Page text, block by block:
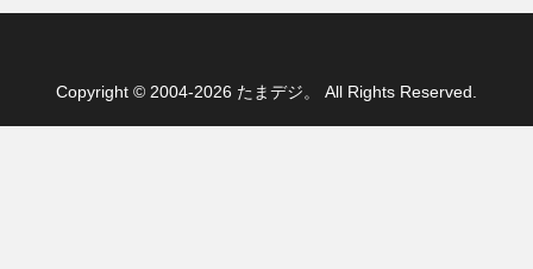
Copyright © 2004-2026 たまデジ。 All Rights Reserved.